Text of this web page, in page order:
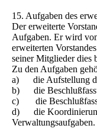
15. Aufgaben des
Der erweiterte
Aufgaben. Er wird
erweiterten
seiner Mitglieder dies
Zu den Aufgaben
a) die Aufstellung
b) die
c) die
d) die
Verwaltungsaufgaben.